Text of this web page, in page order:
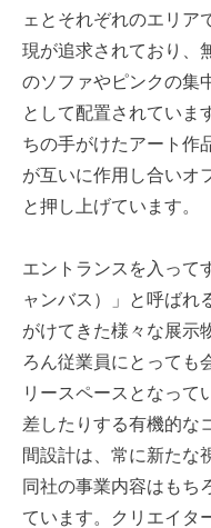
ェとそれぞれのエリア
現が追求されており、
のソファやピンクの集
として配置されていま
ちの手がけたアート作
が互いに作用し合いオ
と押し上げています。
エントランスを入って
ャンバス）」と呼ばれ
がけてきた様々な展示
ろん従業員にとっても
リースペースとなって
差したりする有機的な
間設計は、常に新たな
同社の事業内容はもち
ています。クリエイタ